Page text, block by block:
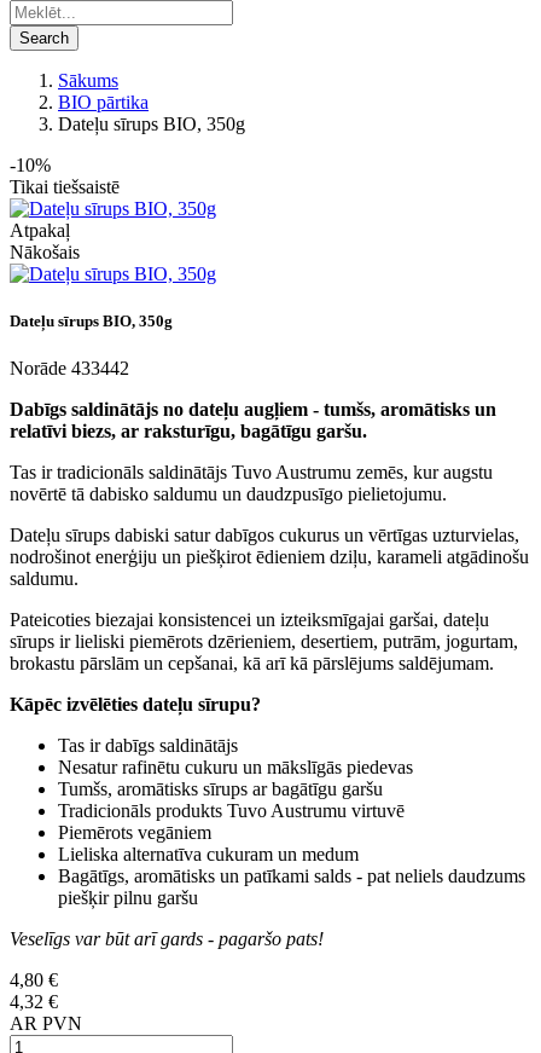
Search
Sākums
BIO pārtika
Dateļu sīrups BIO, 350g
-10%
Tikai tiešsaistē
Atpakaļ
Nākošais
Dateļu sīrups BIO, 350g
Norāde 433442
Dabīgs saldinātājs no dateļu augļiem - tumšs, aromātisks un
relatīvi biezs, ar raksturīgu, bagātīgu garšu.
Tas ir tradicionāls saldinātājs Tuvo Austrumu zemēs, kur augstu
novērtē tā dabisko saldumu un daudzpusīgo pielietojumu.
Dateļu sīrups dabiski satur dabīgos cukurus un vērtīgas uzturvielas,
nodrošinot enerģiju un piešķirot ēdieniem dziļu, karameli atgādinošu
saldumu.
Pateicoties biezajai konsistencei un izteiksmīgajai garšai, dateļu
sīrups ir lieliski piemērots dzērieniem, desertiem, putrām, jogurtam,
brokastu pārslām un cepšanai, kā arī kā pārslējums saldējumam.
Kāpēc izvēlēties dateļu sīrupu?
Tas ir dabīgs saldinātājs
Nesatur rafinētu cukuru un mākslīgās piedevas
Tumšs, aromātisks sīrups ar bagātīgu garšu
Tradicionāls produkts Tuvo Austrumu virtuvē
Piemērots vegāniem
Lieliska alternatīva cukuram un medum
Bagātīgs, aromātisks un patīkami salds - pat neliels daudzums
piešķir pilnu garšu
Veselīgs var būt arī gards - pagaršo pats!
4,80 €
4,32 €
AR PVN